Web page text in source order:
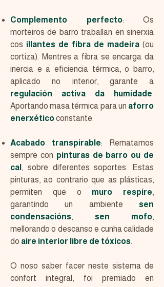
Complemento perfecto: Os
morteiros de barro traballan en sinerxia
cos illantes de fibra de madeira (ou
cortiza). Mentres a fibra se encarga da
inercia e a eficiencia térmica, o barro,
aplicado no interior, garante a
regulación activa da humidade.
Aportando masa térmica para un aforro
enerxéticoconstante.
Acabado transpirable: Rematamos
sempre con pinturas de barro ou de
cal , sobre diferentes soportes. Estas
pinturas, ao contrario que as plásticas,
permiten que o muro respire,
garantindo un ambiente sen
condensacións, sen mofo,
mellorando o descanso e cunha calidade
do aire interior libre de tóxicos.
O noso saber facer neste sistema de
confort integral, foi premiado en